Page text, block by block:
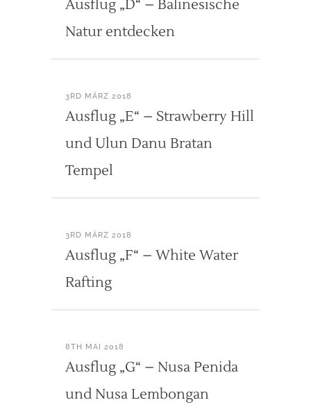
Ausflug „D“ – Balinesische
Natur entdecken
3RD MÄRZ 2018
Ausflug „E“ – Strawberry Hill
und Ulun Danu Bratan
Tempel
3RD MÄRZ 2018
Ausflug „F“ – White Water
Rafting
8TH MAI 2018
Ausflug „G“ – Nusa Penida
und Nusa Lembongan